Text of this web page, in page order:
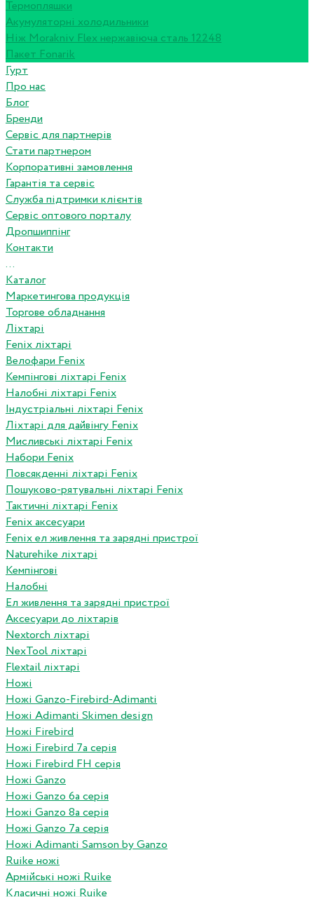
Термопляшки
Акумуляторні холодильники
Ніж Morakniv Flex нержавіюча сталь 12248
Пакет Fonarik
Гурт
Про нас
Блог
Бренди
Сервіс для партнерів
Стати партнером
Корпоративні замовлення
Гарантія та сервіс
Служба підтримки клієнтів
Сервіс оптового порталу
Дропшиппінг
Контакти
...
Каталог
Маркетингова продукція
Торгове обладнання
Ліхтарі
Fenix ліхтарі
Велофари Fenix
Кемпінгові ліхтарі Fenix
Налобні ліхтарі Fenix
Індустріальні ліхтарі Fenix
Ліхтарі для дайвінгу Fenix
Мисливські ліхтарі Fenix
Набори Fenix
Повсякденні ліхтарі Fenix
Пошуково-рятувальні ліхтарі Fenix
Тактичні ліхтарі Fenix
Fenix аксесуари
Fenix ел живлення та зарядні пристрої
Naturehike ліхтарі
Кемпінгові
Налобні
Ел живлення та зарядні пристрої
Аксесуари до ліхтарів
Nextorch ліхтарі
NexTool ліхтарі
Flextail ліхтарі
Ножі
Ножі Ganzo-Firebird-Adimanti
Ножі Adimanti Skimen design
Ножі Firebird
Ножі Firebird 7а серія
Ножі Firebird FH серія
Ножі Ganzo
Ножі Ganzo 6а серія
Ножі Ganzo 8а серія
Ножі Ganzo 7а серія
Ножі Adimanti Samson by Ganzo
Ruike ножі
Армійські ножі Ruike
Класичні ножі Ruike